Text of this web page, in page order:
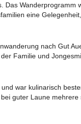
2020
2019
2019
Das Wanderprogramm
eine
nach Gut
Familie und
war kulinarisch
guter Laune mehrere